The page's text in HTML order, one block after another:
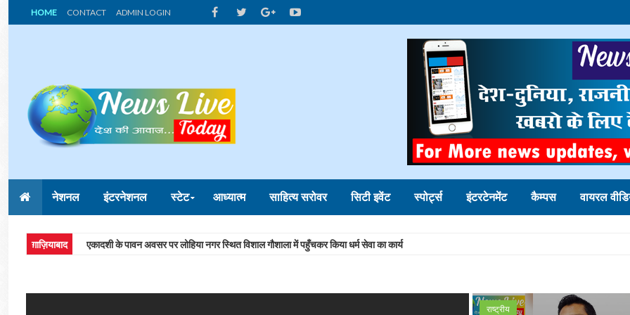
HOME CONTACT ADMIN LOGIN
नेशनल इंटरनेशनल स्टेट आध्यात्म साहित्य सरोवर सिटी इवेंट स्पोर्ट्स इंटरटेनमेंट कैम्पस वायरल
ग़ाज़ियाबाद
इंदिरापुरम निवासियों की एकजुट पहल से वीरवार बाजार हुआ स्थानांतरित, पुलिस और व्यापारियों के सहयोग से मिली सफलता
राष्ट्रीय